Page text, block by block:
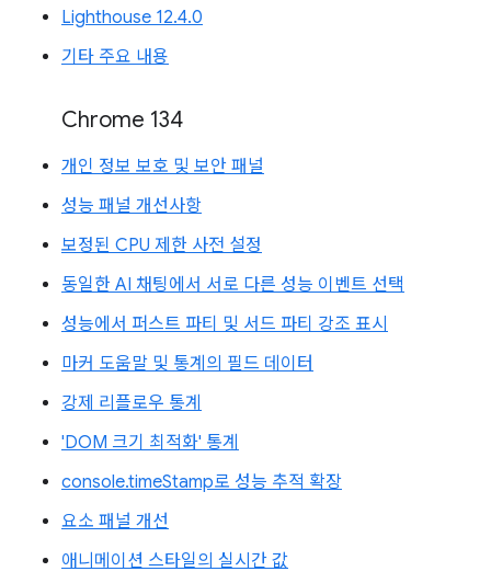
Lighthouse 12.4.0
기타 주요 내용
Chrome 134
개인 정보 보호 및 보안 패널
성능 패널 개선사항
보정된 CPU 제한 사전 설정
동일한 AI 채팅에서 서로 다른 성능 이벤트 선택
성능에서 퍼스트 파티 및 서드 파티 강조 표시
마커 도움말 및 통계의 필드 데이터
강제 리플로우 통계
'DOM 크기 최적화' 통계
console.timeStamp로 성능 추적 확장
요소 패널 개선
애니메이션 스타일의 실시간 값